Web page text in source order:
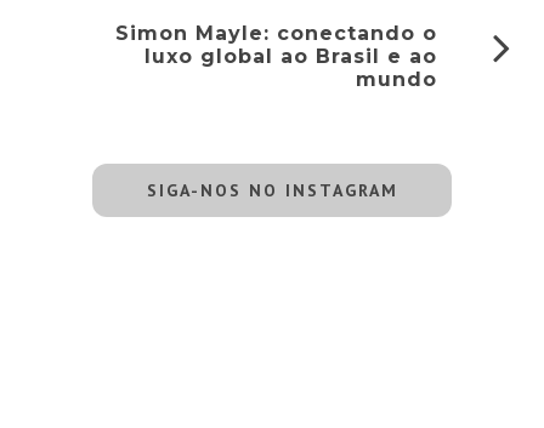
Simon Mayle: conectando o
luxo global ao Brasil e ao
mundo
SIGA-NOS NO INSTAGRAM